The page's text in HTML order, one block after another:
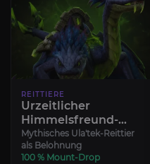
REITTIERE
Urzeitlicher
Himmelsfreund-
Berg
Mythisches Ula'tek-Reittier
als Belohnung
100 % Mount-Drop